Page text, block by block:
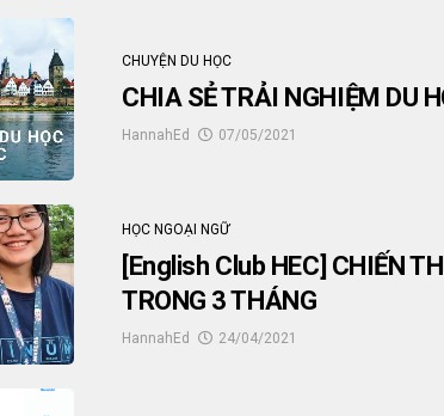
CHUYỆN DU HỌC
CHIA SẺ TRẢI NGHIỆM DU
HannahEd 07/05/2021
HỌC NGOẠI NGỮ
[English Club HEC] CHIẾN
TRONG 3 THÁNG
HannahEd 24/04/2021